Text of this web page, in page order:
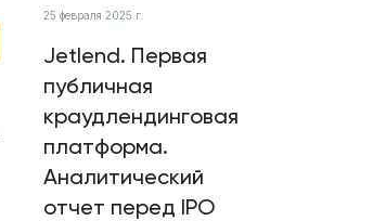
25 февраля 2025 г.
Jetlend. Первая
публичная
краудлендинговая
платформа.
Аналитический
отчет перед IPO